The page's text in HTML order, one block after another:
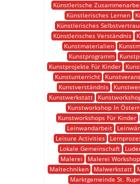
Künstlerische
Künstlerisches Lernen
Künstlerisches
Künstlerisches Verständnis
Kunstmaterialien
Kunstprogramm
Kunstprojekte Für Kinder
Kunstunterricht
Kunstverständnis
Kunstwerkstatt
Kunstworkshop In
Kunstworkshops Für Kinder
Leinwandarbeit
Leisure Activities
Lokale Gemeinschaft
Malerei
Malerei Workshop
Maltechniken
Malwerkstatt
Marktgemeinde St.